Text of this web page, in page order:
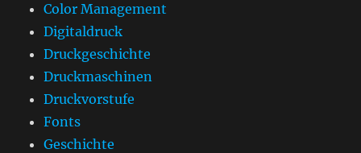
Color Management
Digitaldruck
Druckgeschichte
Druckmaschinen
Druckvorstufe
Fonts
Geschichte